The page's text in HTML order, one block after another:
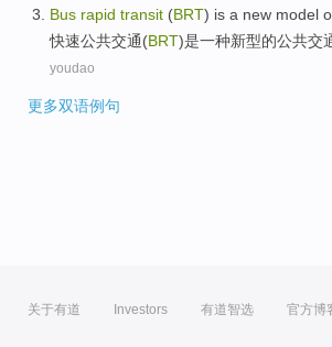
Bus rapid transit (BRT) is a new model
快速公共交通(BRT)是一种新型的公共交
youdao
更多双语例句
关于有道 Investors 有道智选 官方博